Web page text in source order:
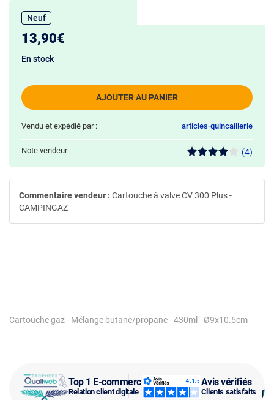
Top 1 E-commerce
Relation client digitale
Avis vérifiés
Clients satisfaits
Cartouche gaz - Mélange butane/propane - 430ml - Ø9x10.5cm
Neuf
13,90€
AJOUTER AU PANIER
En stock
Vendu et expédié par : articles-quincaillerie
Note vendeur : (4)
Commentaire vendeur : Cartouche à valve CV 300 Plus -
CAMPINGAZ